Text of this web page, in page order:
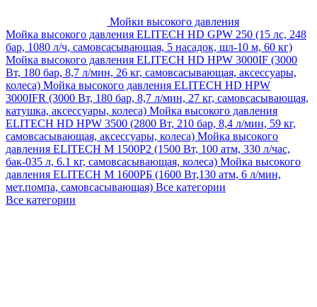
Мойки высокого давления
Мойка высокого давления ELITECH HD GPW 250 (15 лс, 248
бар, 1080 л/ч, самовсасывающая, 5 насадок, шл-10 м, 60 кг)
Мойка высокого давления ELITECH HD HPW 3000IF (3000
Вт, 180 бар, 8,7 л/мин, 26 кг, самовсасывающая, аксессуары,
колеса) Мойка высокого давления ELITECH HD HPW
3000IFR (3000 Вт, 180 бар, 8,7 л/мин, 27 кг, самовсасывающая,
катушка, аксессуары, колеса) Мойка высокого давления
ELITECH HD HPW 3500 (2800 Вт, 210 бар, 8,4 л/мин, 59 кг,
самовсасывающая, аксессуары, колеса) Мойка высокого
давления ELITECH M 1500P2 (1500 Вт, 100 атм, 330 л/час,
бак-035 л, 6.1 кг, самовсасывающая, колеса) Мойка высокого
давления ELITECH М 1600РБ (1600 Вт,130 атм, 6 л/мин,
мет.помпа, самовсасывающая) Все категории
Все категории